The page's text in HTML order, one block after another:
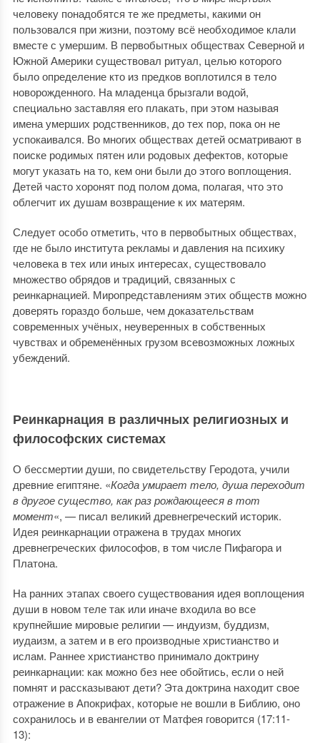
человеку понадобятся те же предметы, какими он
пользовался при жизни, поэтому всё необходимое клали
вместе с умершим. В первобытных обществах Северной и
Южной Америки существовал ритуал, целью которого
было определение кто из предков воплотился в тело
новорожденного. На младенца брызгали водой,
специально заставляя его плакать, при этом называя
имена умерших родственников, до тех пор, пока он не
успокаивался. Во многих обществах детей осматривают в
поиске родимых пятен или родовых дефектов, которые
могут указать на то, кем они были до этого воплощения.
Детей часто хоронят под полом дома, полагая, что это
облегчит их душам возвращение к их матерям.
Следует особо отметить, что в первобытных обществах,
где не было института рекламы и давления на психику
человека в тех или иных интересах, существовало
множество обрядов и традиций, связанных с
реинкарнацией. Миропредставлениям этих обществ можно
доверять гораздо больше, чем доказательствам
современных учёных, неуверенных в собственных
чувствах и обременённых грузом всевозможных ложных
убеждений.
Реинкарнация в различных религиозных и
философских системах
О бессмертии души, по свидетельству Геродота, учили
древние египтяне. «Когда умирает тело, душа переходит
в другое существо, как раз рождающееся в тот
момент«, — писал великий древнегреческий историк.
Идея реинкарнации отражена в трудах многих
древнегреческих философов, в том числе Пифагора и
Платона.
На ранних этапах своего существования идея воплощения
души в новом теле так или иначе входила во все
крупнейшие мировые религии — индуизм, буддизм,
иудаизм, а затем и в его производные христианство и
ислам. Раннее христианство принимало доктрину
реинкарнации: как можно без нее обойтись, если о ней
помнят и рассказывают дети? Эта доктрина находит свое
отражение в Апокрифах, которые не вошли в Библию, оно
сохранилось и в евангелии от Матфея говорится (17:11-
13):